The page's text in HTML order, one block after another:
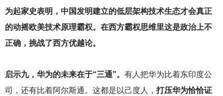
为起家史表明，中国发明建立的低层架构技术生态才会真正
的动摇欧美技术原理霸权。在西方霸权思维里这是政治上不
正确，挑战了西方优越论。
启示九，华为的未来在于“三通”。 有人把华为比着东印度公
司，还有比着阿尔斯通。这都是以己度人， 打压华为恰恰证